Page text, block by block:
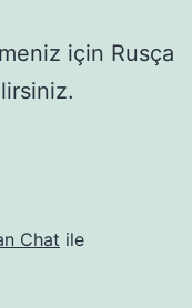
için Rusça
Chat ile